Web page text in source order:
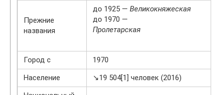
Прежние
названия
до 1925 — Великокняжеская
до 1970 —
Пролетарская
Город с
1970
Население
↘19 504[1] человек (2016)